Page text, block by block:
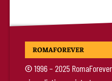
ROMAFOREVER
©1996 – 2025